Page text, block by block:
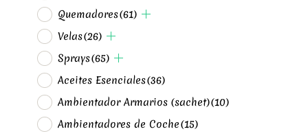
Quemadores(61)
Velas(26)
Sprays(65)
Aceites Esenciales(36)
Ambientador Armarios (sachet)(10)
Ambientadores de Coche(15)